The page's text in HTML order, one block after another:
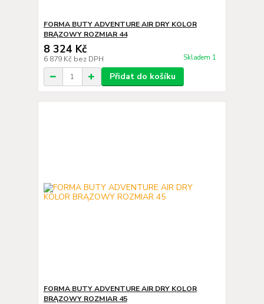
FORMA BUTY ADVENTURE AIR DRY KOLOR
BRĄZOWY ROZMIAR 44
8 324 Kč
6 879 Kč bez DPH Skladem 1
Přidat do košíku
FORMA BUTY ADVENTURE AIR DRY KOLOR
BRĄZOWY ROZMIAR 45